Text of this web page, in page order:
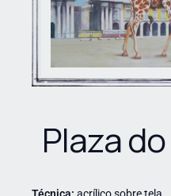
Plaza